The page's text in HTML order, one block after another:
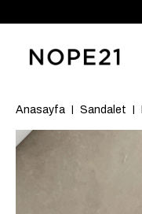
Anasayfa Sandalet